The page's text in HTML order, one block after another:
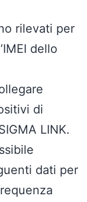
rilevati per
dello
di
LINK.
dati per